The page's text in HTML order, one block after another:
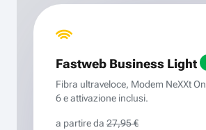
Fastweb Business Light
Fibra ultraveloce, Modem NeXXt
6 e attivazione inclusi.
a partire da 27,95 €